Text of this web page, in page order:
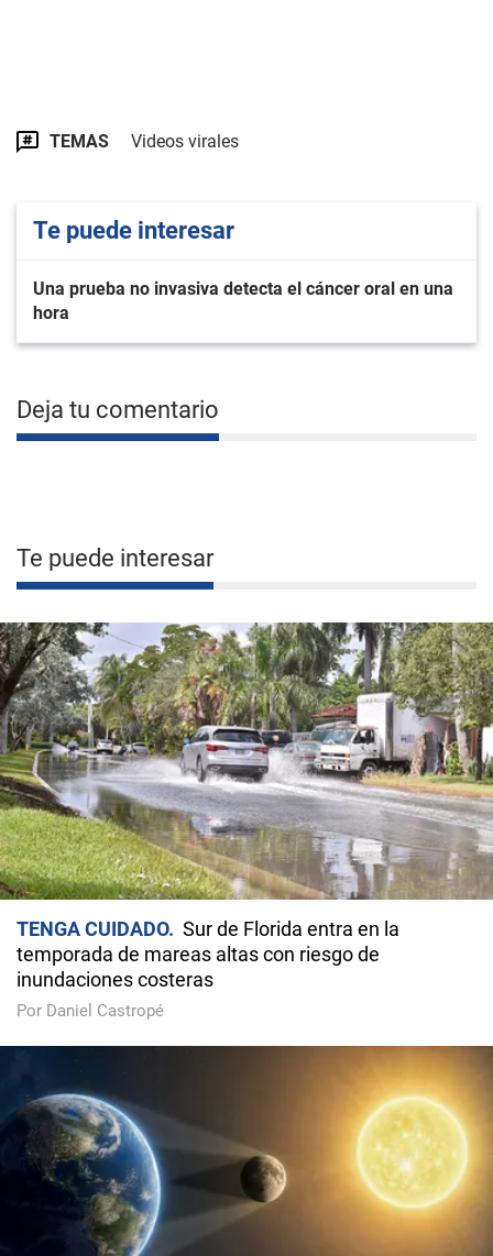
TEMAS Videos virales
Te puede interesar
Una prueba no invasiva detecta el cáncer oral en una
hora
Deja tu comentario
Te puede interesar
TENGA CUIDADO
Sur de Florida entra en la
temporada de mareas altas con riesgo de
inundaciones costeras
Por Daniel Castropé